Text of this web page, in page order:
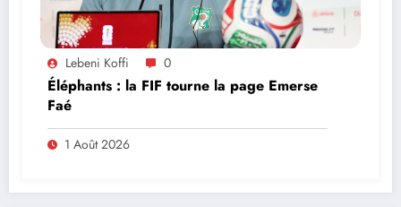
Lebeni Koffi 0
Éléphants : la FIF tourne la page Emerse
Faé
1 Août 2026